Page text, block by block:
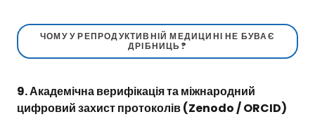
ЧОМУ У РЕПРОДУКТИВНІЙ МЕДИЦИНІ НЕ БУВАЄ
ДРІБНИЦЬ?
9. Академічна верифікація та міжнародний
цифровий захист протоколів (Zenodo / ORCID)